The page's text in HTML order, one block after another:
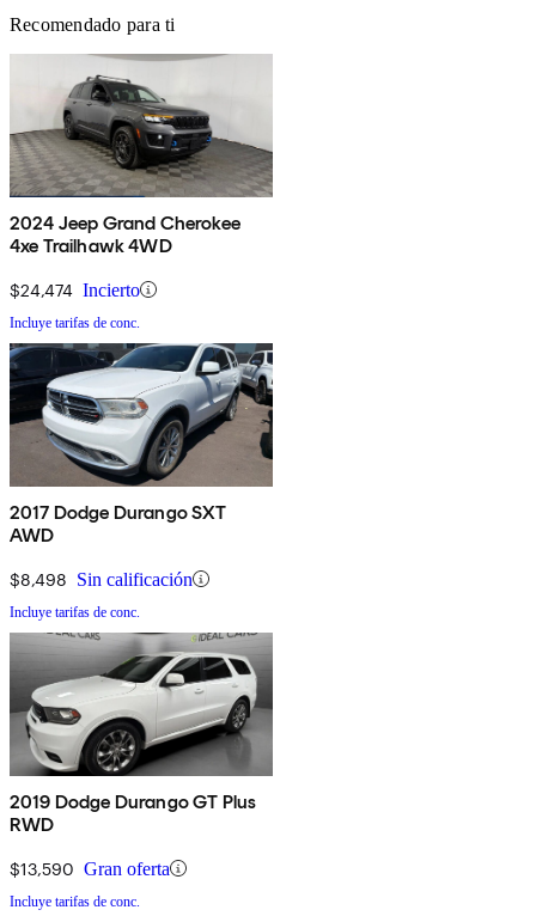
Recomendado para ti
2024 Jeep Grand Cherokee
4xe Trailhawk 4WD
$24,474 Incierto
Incluye tarifas de conc.
2017 Dodge Durango SXT
AWD
$8,498 Sin calificación
Incluye tarifas de conc.
2019 Dodge Durango GT Plus
RWD
$13,590 Gran oferta
Incluye tarifas de conc.